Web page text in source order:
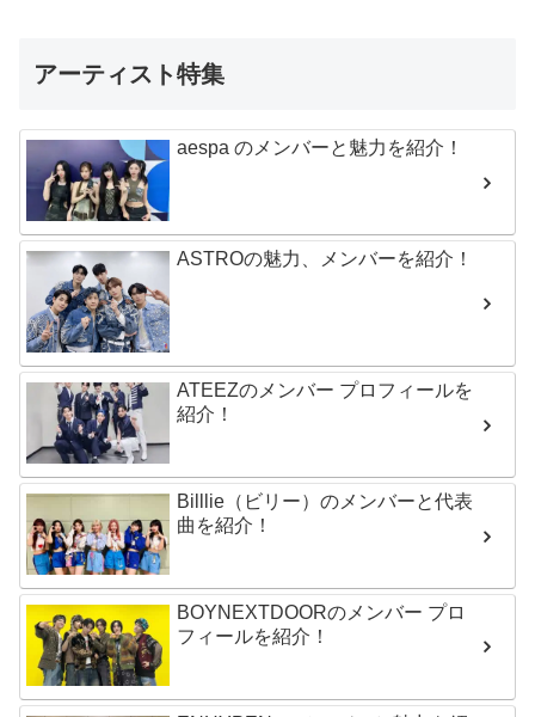
アーティスト特集
aespa のメンバーと魅力を紹介！
ASTROの魅力、メンバーを紹介！
ATEEZのメンバー プロフィールを
紹介！
Billlie（ビリー）のメンバーと代表
曲を紹介！
BOYNEXTDOORのメンバー プロ
フィールを紹介！